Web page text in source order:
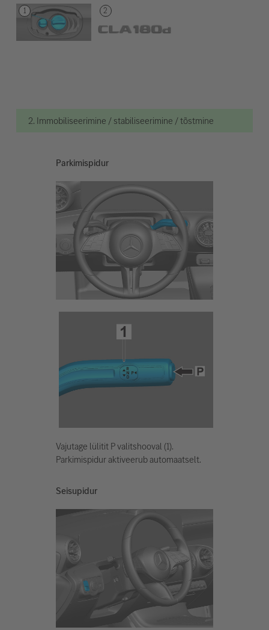
2. Immobiliseerimine / stabiliseerimine / tõstmine
Parkimispidur
Vajutage lülitit P valitshooval (1).
Parkimispidur aktiveerub automaatselt.
Seisupidur